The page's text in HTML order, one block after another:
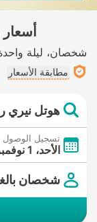
شخصان ليلة
مطابقة الأسعار
هوتل نيري
تسجيل الوصول
الأحد، 1 نوفمبر
شخصان